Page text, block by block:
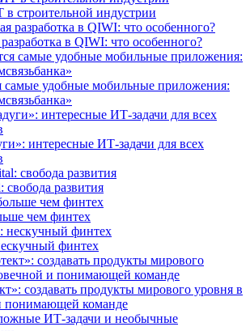
строительной индустрии
в QIWI: что особенного?
самые удобные мобильные приложения:
интересные ИТ-задачи для всех
развития
чем финтех
финтех
создавать продукты мирового уровня в
понимающей команде